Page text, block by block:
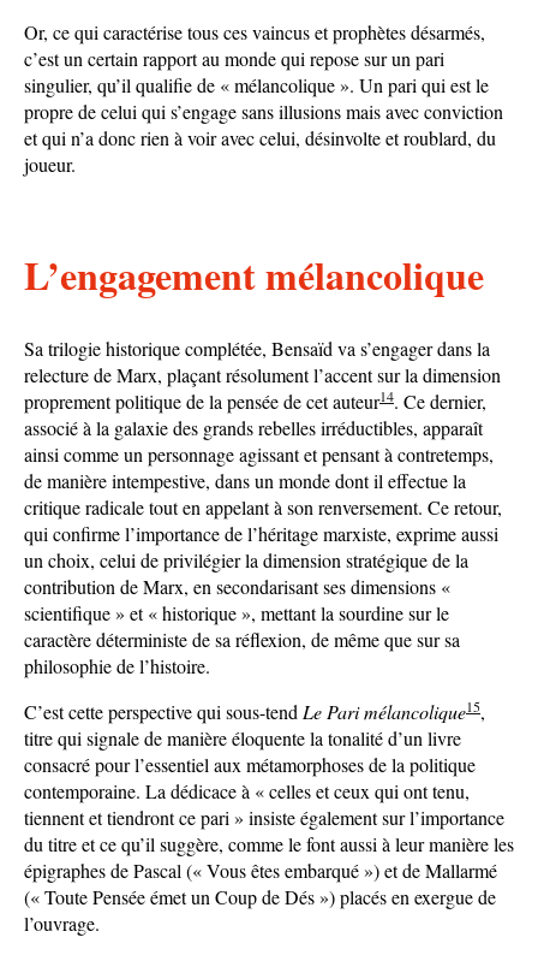
Or, ce qui caractérise tous ces vaincus et prophètes désarmés,
c’est un certain rapport au monde qui repose sur un pari
singulier, qu’il qualifie de « mélancolique ». Un pari qui est le
propre de celui qui s’engage sans illusions mais avec conviction
et qui n’a donc rien à voir avec celui, désinvolte et roublard, du
joueur.
L’engagement mélancolique
Sa trilogie historique complétée, Bensaïd va s’engager dans la
relecture de Marx, plaçant résolument l’accent sur la dimension
proprement politique de la pensée de cet auteur14. Ce dernier,
associé à la galaxie des grands rebelles irréductibles, apparaît
ainsi comme un personnage agissant et pensant à contretemps,
de manière intempestive, dans un monde dont il effectue la
critique radicale tout en appelant à son renversement. Ce retour,
qui confirme l’importance de l’héritage marxiste, exprime aussi
un choix, celui de privilégier la dimension stratégique de la
contribution de Marx, en secondarisant ses dimensions «
scientifique » et « historique », mettant la sourdine sur le
caractère déterministe de sa réflexion, de même que sur sa
philosophie de l’histoire.
C’est cette perspective qui sous-tend Le Pari mélancolique15,
titre qui signale de manière éloquente la tonalité d’un livre
consacré pour l’essentiel aux métamorphoses de la politique
contemporaine. La dédicace à « celles et ceux qui ont tenu,
tiennent et tiendront ce pari » insiste également sur l’importance
du titre et ce qu’il suggère, comme le font aussi à leur manière les
épigraphes de Pascal (« Vous êtes embarqué ») et de Mallarmé
(« Toute Pensée émet un Coup de Dés ») placés en exergue de
l’ouvrage.